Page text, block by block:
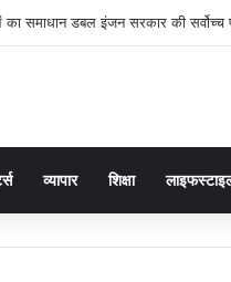
समाधान डबल इंजन सरकार की सर्वोच्च
व्यापार शिक्षा